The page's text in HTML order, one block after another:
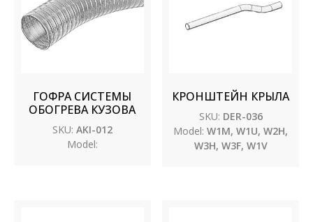
ГОФРА СИСТЕМЫ
ОБОГРЕВА КУЗОВА
SKU: AKI-012
Model:
КРОНШТЕЙН КРЫЛА
SKU: DER-036
Model: W1M, W1U, W2H,
W3H, W3F, W1V